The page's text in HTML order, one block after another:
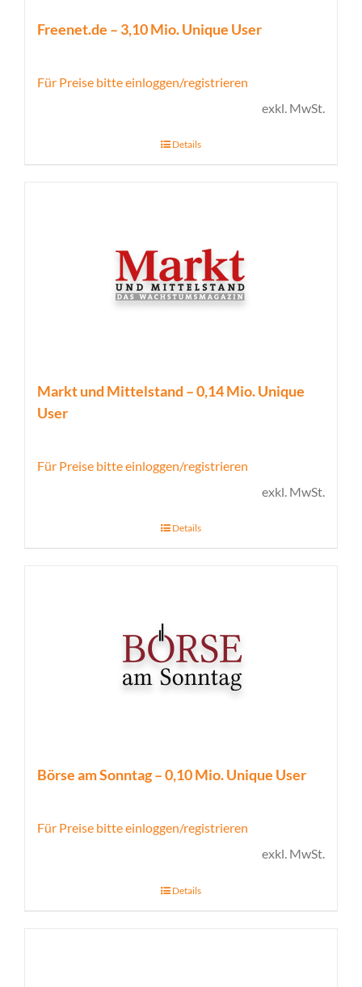
Freenet.de – 3,10 Mio. Unique User
Für Preise bitte einloggen/registrieren
exkl. MwSt.
Details
Markt und Mittelstand – 0,14 Mio. Unique
User
Für Preise bitte einloggen/registrieren
exkl. MwSt.
Details
Börse am Sonntag – 0,10 Mio. Unique User
Für Preise bitte einloggen/registrieren
exkl. MwSt.
Details